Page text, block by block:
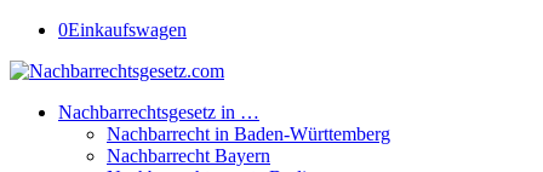
0Einkaufswagen
Nachbarrechtsgesetz in …
Nachbarrecht in Baden-Württemberg
Nachbarrecht Bayern